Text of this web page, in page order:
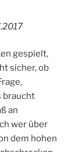
gespielt,
sicher, ob
braucht
an
wer über
dem hohen